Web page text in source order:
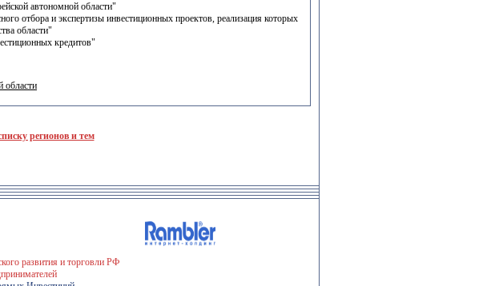
автономной области"
отбора и экспертизы инвестиционных проектов, реализация которых
области"
кредитов"
области
регионов и тем
развития и торговли РФ